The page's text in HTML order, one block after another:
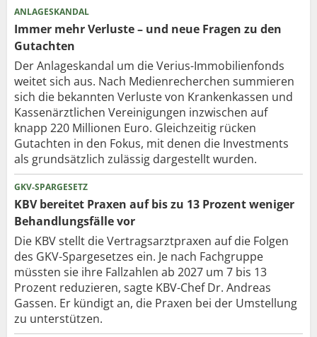
ANLAGESKANDAL
Immer mehr Verluste – und neue Fragen zu den
Gutachten
Der Anlageskandal um die Verius-Immobilienfonds
weitet sich aus. Nach Medienrecherchen summieren
sich die bekannten Verluste von Krankenkassen und
Kassenärztlichen Vereinigungen inzwischen auf
knapp 220 Millionen Euro. Gleichzeitig rücken
Gutachten in den Fokus, mit denen die Investments
als grundsätzlich zulässig dargestellt wurden.
GKV-SPARGESETZ
KBV bereitet Praxen auf bis zu 13 Prozent weniger
Behandlungsfälle vor
Die KBV stellt die Vertragsarztpraxen auf die Folgen
des GKV-Spargesetzes ein. Je nach Fachgruppe
müssten sie ihre Fallzahlen ab 2027 um 7 bis 13
Prozent reduzieren, sagte KBV-Chef Dr. Andreas
Gassen. Er kündigt an, die Praxen bei der Umstellung
zu unterstützen.